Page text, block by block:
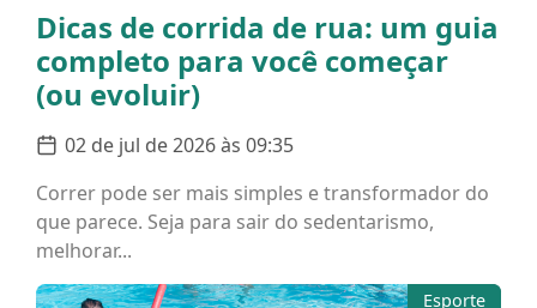
Dicas de corrida de rua: um guia
completo para você começar
(ou evoluir)
02 de jul de 2026 às 09:35
Correr pode ser mais simples e transformador do
que parece. Seja para sair do sedentarismo,
melhorar...
Esporte